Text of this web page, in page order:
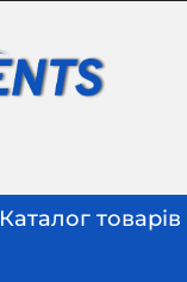
Каталог товарів